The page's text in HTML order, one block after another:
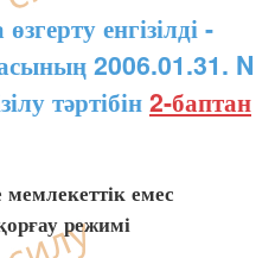
енгізілді -
2006.01.31. N
тәртібін2-баптан
емес
режимі